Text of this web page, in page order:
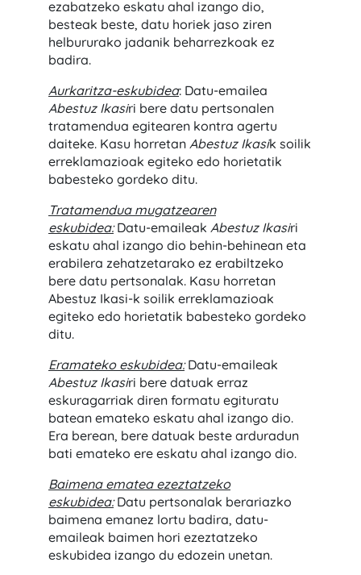
ezabatzeko eskatu ahal izango dio,
besteak beste, datu horiek jaso ziren
helbururako jadanik beharrezkoak ez
badira.
Aurkaritza-eskubidea: Datu-emailea
Abestuz Ikasiri bere datu pertsonalen
tratamendua egitearen kontra agertu
daiteke. Kasu horretan Abestuz Ikasik soilik
erreklamazioak egiteko edo horietatik
babesteko gordeko ditu.
Tratamendua mugatzearen
eskubidea:Datu-emaileak Abestuz Ikasiri
eskatu ahal izango dio behin-behinean eta
erabilera zehatzetarako ez erabiltzeko
bere datu pertsonalak. Kasu horretan
Abestuz Ikasi-k soilik erreklamazioak
egiteko edo horietatik babesteko gordeko
ditu.
Eramateko eskubidea:Datu-emaileak
Abestuz Ikasiri bere datuak erraz
eskuragarriak diren formatu egituratu
batean emateko eskatu ahal izango dio.
Era berean, bere datuak beste arduradun
bati emateko ere eskatu ahal izango dio.
Baimena ematea ezeztatzeko
eskubidea:Datu pertsonalak berariazko
baimena emanez lortu badira, datu-
emaileak baimen hori ezeztatzeko
eskubidea izango du edozein unetan.